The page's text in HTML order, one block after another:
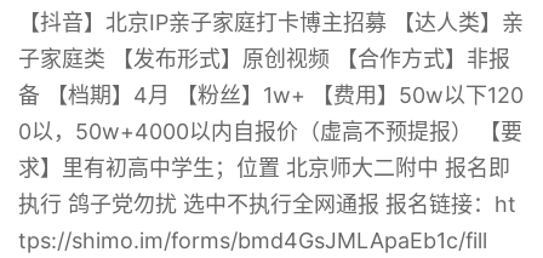
【抖音】北京IP亲子家庭打卡博主招募 【达人类】亲
子家庭类 【发布形式】原创视频 【合作方式】非报
备 【档期】4月 【粉丝】1w+ 【费用】50w以下120
0以，50w+4000以内自报价（虚高不预提报） 【要
求】里有初高中学生；位置 北京师大二附中 报名即
执行 鸽子党勿扰 选中不执行全网通报 报名链接：ht
tps://shimo.im/forms/bmd4GsJMLApaEb1c/fill